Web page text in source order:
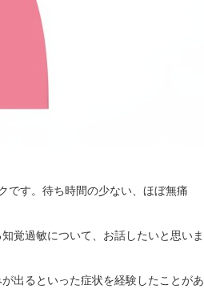
です。待ち時間の少ない、ほぼ無痛
覚過敏について、お話したいと思いま
出るといった症状を経験したことがあ